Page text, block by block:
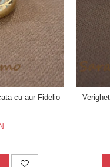
cu aur Fidelio